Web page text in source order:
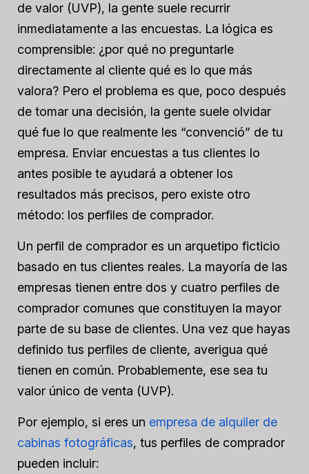
de valor (UVP), la gente suele recurrir
inmediatamente a las encuestas. La lógica es
comprensible: ¿por qué no preguntarle
directamente al cliente qué es lo que más
valora? Pero el problema es que, poco después
de tomar una decisión, la gente suele olvidar
qué fue lo que realmente les “convenció” de tu
empresa. Enviar encuestas a tus clientes lo
antes posible te ayudará a obtener los
resultados más precisos, pero existe otro
método: los perfiles de comprador.
Un perfil de comprador es un arquetipo ficticio
basado en tus clientes reales. La mayoría de las
empresas tienen entre dos y cuatro perfiles de
comprador comunes que constituyen la mayor
parte de su base de clientes. Una vez que hayas
definido tus perfiles de cliente, averigua qué
tienen en común. Probablemente, ese sea tu
valor único de venta (UVP).
Por ejemplo, si eres un empresa de alquiler de
cabinas fotográficas, tus perfiles de comprador
pueden incluir: